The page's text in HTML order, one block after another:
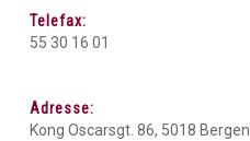
Telefax:
55 30 16 01
Adresse:
Kong Oscarsgt. 86, 5018 Bergen